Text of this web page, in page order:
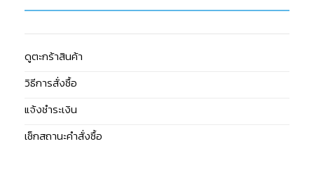
ดูตะกร้าสินค้า
วิธีการสั่งซื้อ
แจ้งชำระเงิน
เช็กสถานะคำสั่งซื้อ